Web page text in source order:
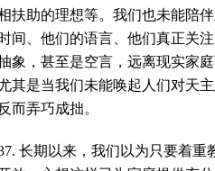
扶助的理想等。我们也未能陪
间、他们的语言、他们真正关
象，甚至是空言，远离现实家
其是当我们未能唤起人们对天
而弄巧成拙。
长期以来，我们以为只要着重